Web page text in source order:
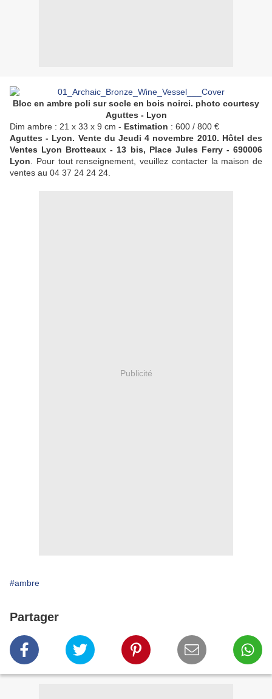
Bloc en ambre poli sur socle en bois noirci. photo courtesy
Aguttes - Lyon
Dim ambre : 21 x 33 x 9 cm - Estimation : 600 / 800 €
Aguttes - Lyon. Vente du Jeudi 4 novembre 2010. Hôtel des
Ventes Lyon Brotteaux - 13 bis, Place Jules Ferry - 690006
Lyon . Pour tout renseignement, veuillez contacter la maison de
ventes au 04 37 24 24 24.
Publicité
#ambre
Partager